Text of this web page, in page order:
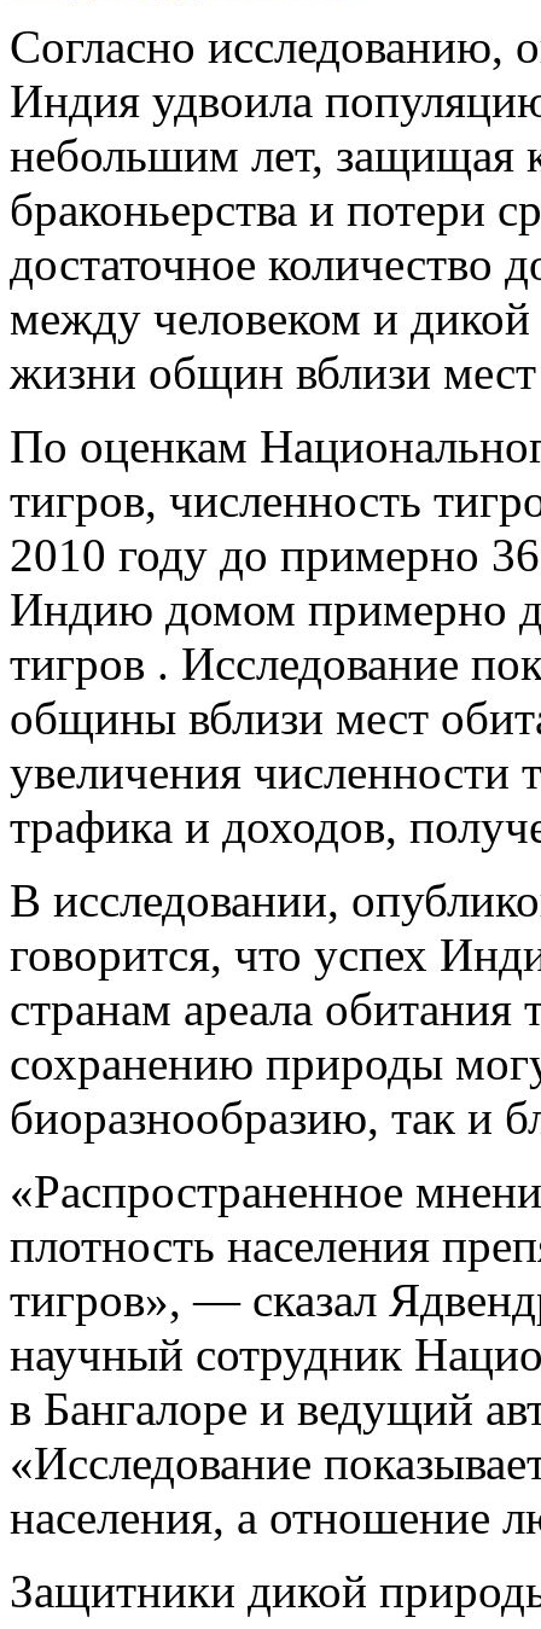
Согласно исследованию,
Индия удвоила
небольшим лет, защищая
браконьерства и потери
достаточное количество
между человеком и
жизни общин вблизи
По оценкам
тигров, численность
2010 году до примерно
Индию домом примерно
тигров . Исследование
общины вблизи мест
увеличения численности
трафика и доходов,
В исследовании,
говорится, что успех
странам ареала обитания
сохранению природы
биоразнообразию, так и
«Распространенное
плотность населения
тигров», — сказал
научный сотрудник
в Бангалоре и ведущий
«Исследование
населения, а отношение
Защитники дикой